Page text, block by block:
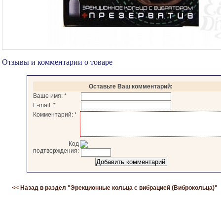
Отзывы и комментарии о товаре
Оставьте Ваш комментарий:
Ваше имя: *
E-mail: *
Комментарий: *
Код
подтверждения:
<< Назад в раздел "Эрекционные кольца с вибрацией (Виброкольца)"